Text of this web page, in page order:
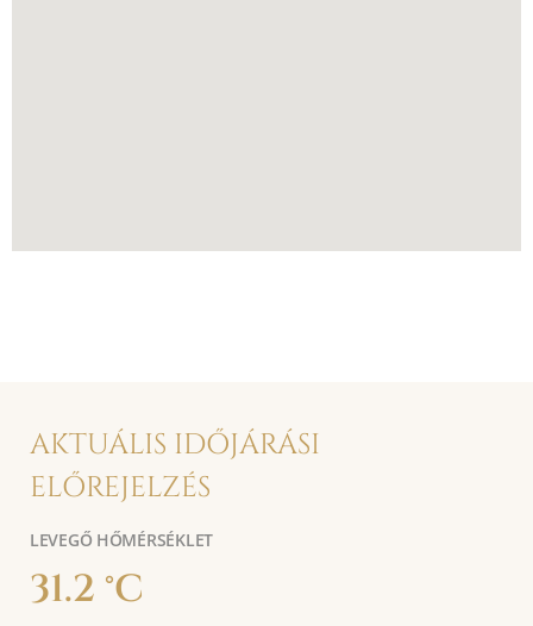
AKTUÁLIS IDŐJÁRÁSI
ELŐREJELZÉS
LEVEGŐ HŐMÉRSÉKLET
31.2 °C